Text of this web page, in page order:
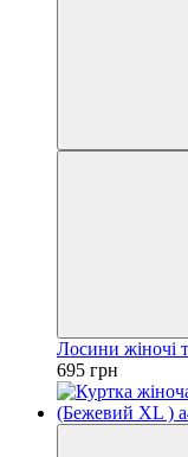
Лосини жіночі
695 грн